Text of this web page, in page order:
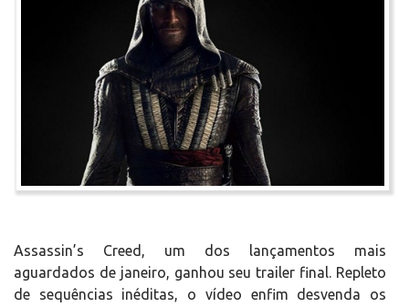
Assassin’s Creed, um dos lançamentos mais
aguardados de janeiro, ganhou seu trailer final. Repleto
de sequências inéditas, o vídeo enfim desvenda os